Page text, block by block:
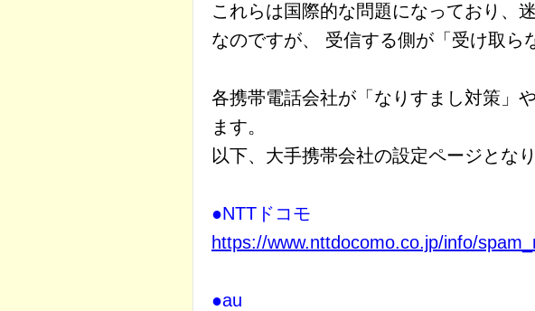
これらは国際的な問題になっており、
なのですが、 受信する側が「受け取ら
各携帯電話会社が「なりすまし対策」
ます。
以下、大手携帯会社の設定ページとなり
●NTTドコモ
https://www.nttdocomo.co.jp/info/
●au